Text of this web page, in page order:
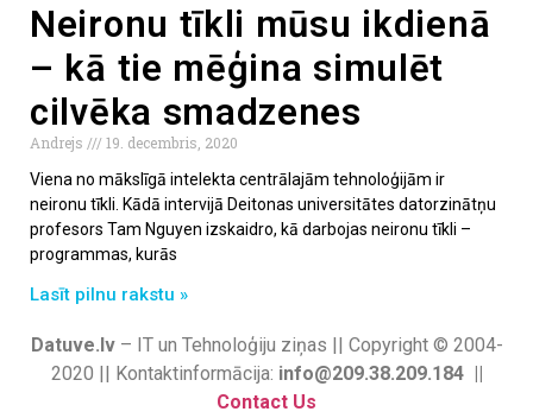
Neironu tīkli mūsu ikdienā
– kā tie mēģina simulēt
cilvēka smadzenes
Andrejs
19. decembris, 2020
Viena no mākslīgā intelekta centrālajām tehnoloģijām ir
neironu tīkli. Kādā intervijā Deitonas universitātes datorzinātņu
profesors Tam Nguyen izskaidro, kā darbojas neironu tīkli –
programmas, kurās
Lasīt pilnu rakstu »
Datuve.lv– IT un Tehnoloģiju ziņas || Copyright © 2004-
2020 || Kontaktinformācija: info@209.38.209.184 ||
Contact Us